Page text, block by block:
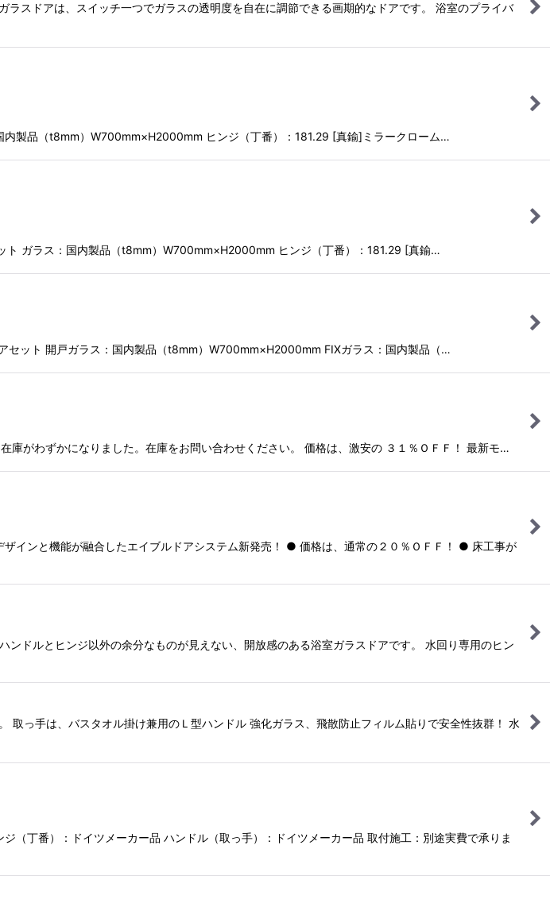
スドアは、スイッチ一つでガラスの透明度を自在に調節できる画期的なドアです。 浴室のプライバ
製品（t8mm）W700mm×H2000mm ヒンジ（丁番）：181.29 [真鍮]ミラークローム…
ト ガラス：国内製品（t8mm）W700mm×H2000mm ヒンジ（丁番）：181.29 [真鍮…
セット 開戸ガラス：国内製品（t8mm）W700mm×H2000mm FIXガラス：国内製品（…
がわずかになりました。在庫をお問い合わせください。 価格は、激安の ３１％ＯＦＦ！ 最新モ…
インと機能が融合したエイブルドアシステム新発売！ ● 価格は、通常の２０％ＯＦＦ！ ● 床工事が
ドルとヒンジ以外の余分なものが見えない、開放感のある浴室ガラスドアです。 水回り専用のヒン
っ手は、バスタオル掛け兼用のＬ型ハンドル 強化ガラス、飛散防止フィルム貼りで安全性抜群！ 水
（丁番）：ドイツメーカー品 ハンドル（取っ手）：ドイツメーカー品 取付施工：別途実費で承りま